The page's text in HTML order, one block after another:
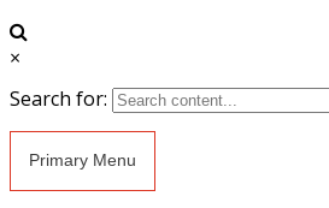
×
Search for:
Primary Menu